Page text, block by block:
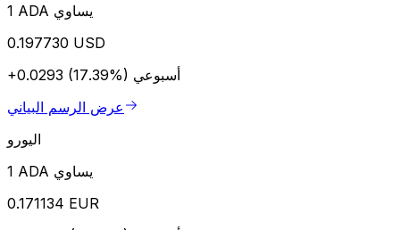
1 ADA يساوي
0.197730 USD
+0.0293 (17.39%) أسبوعي
عرض الرسم البياني
اليورو
1 ADA يساوي
0.171134 EUR